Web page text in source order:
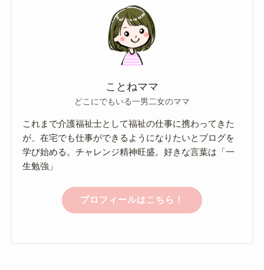
ことねママ
どこにでもいる一男二女のママ
これまで介護福祉士として福祉の仕事に携わってきた
が、在宅でも仕事ができるようになりたいとブログを
学び始める。チャレンジ精神旺盛。好きな言葉は「一
生勉強」
プロフィールはこちら！